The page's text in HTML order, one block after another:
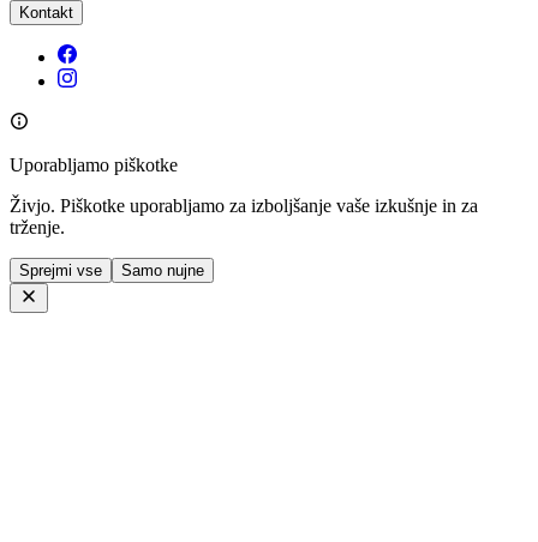
Kontakt
Uporabljamo piškotke
Živjo. Piškotke uporabljamo za izboljšanje vaše izkušnje in za
trženje.
Sprejmi vse Samo nujne